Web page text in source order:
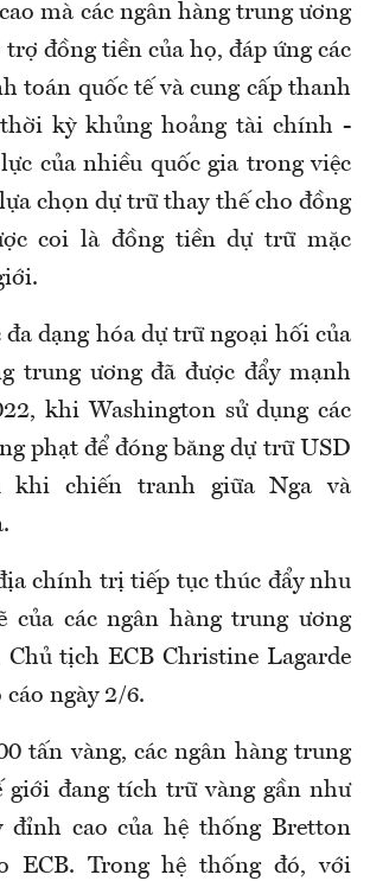
mà các ngân hàng trung ương
trợ đồng tiền của họ, đáp ứng các
toán quốc tế và cung cấp thanh
kỳ khủng hoảng tài chính -
của nhiều quốc gia trong việc
chọn dự trữ thay thế cho đồng
coi là đồng tiền dự trữ mặc
dạng hóa dự trữ ngoại hối của
trung ương đã được đẩy mạnh
khi Washington sử dụng các
phạt để đóng băng dự trữ USD
khi chiến tranh giữa Nga và
chính trị tiếp tục thúc đẩy nhu
của các ngân hàng trung ương
Chủ tịch ECB Christine Lagarde
ngày 2/6.
tấn vàng, các ngân hàng trung
giới đang tích trữ vàng gần như
cao của hệ thống Bretton
ECB. Trong hệ thống đó, với